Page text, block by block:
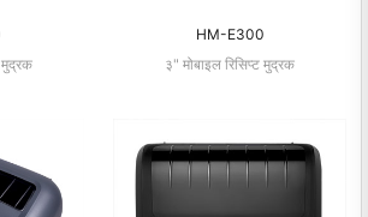
मुद्रक
HM-E300
३" मोबाइल रिसिप्ट मुद्रक